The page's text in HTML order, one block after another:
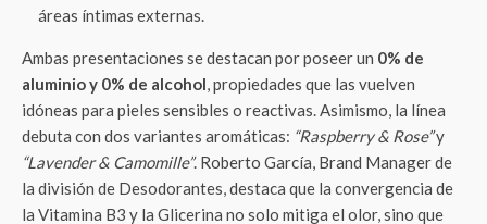
áreas íntimas externas.
Ambas presentaciones se destacan por poseer un 0% de
aluminio y 0% de alcohol, propiedades que las vuelven
idóneas para pieles sensibles o reactivas. Asimismo, la línea
debuta con dos variantes aromáticas: “Raspberry & Rose”y
“Lavender & Camomille”. Roberto García, Brand Manager de
la división de Desodorantes, destaca que la convergencia de
la Vitamina B3 y la Glicerina no solo mitiga el olor, sino que